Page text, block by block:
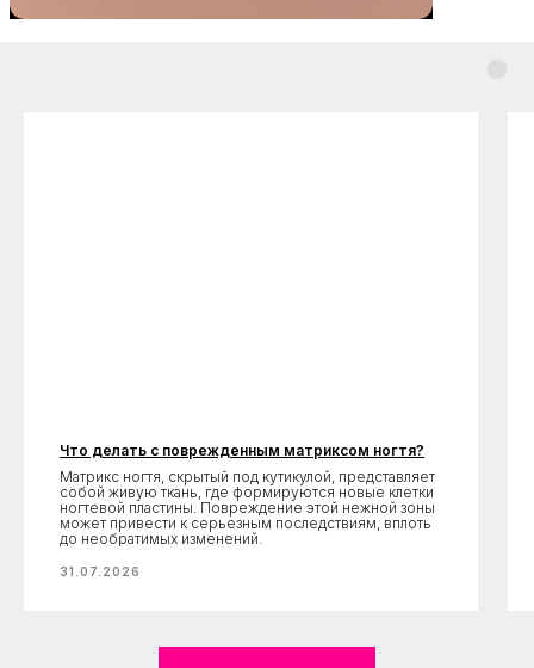
Что делать с поврежденным матриксом ногтя?
Матрикс ногтя, скрытый под кутикулой, представляет
собой живую ткань, где формируются новые клетки
ногтевой пластины. Повреждение этой нежной зоны
может привести к серьезным последствиям, вплоть
до необратимых изменений.
31.07.2026